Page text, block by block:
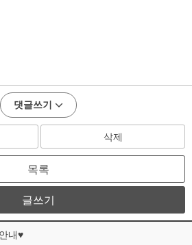
댓글쓰기
삭제
목록
글쓰기
내♥